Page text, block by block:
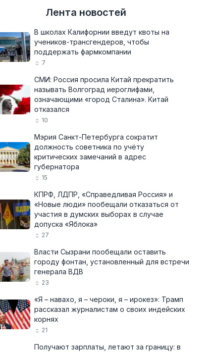
Лента новостей
В школах Калифорнии введут квоты на
учеников-трансгендеров, чтобы
поддержать фармкомпании
7
СМИ: Россия просила Китай прекратить
называть Волгоград иероглифами,
означающими «город Сталина». Китай
отказался
10
Мэрия Санкт-Петербурга сократит
должность советника по учёту
критических замечаний в адрес
губернатора
15
КПРФ, ЛДПР, «Справедливая Россия» и
«Новые люди» пообещали отказаться от
участия в думских выборах в случае
допуска «Яблока»
27
Власти Сызрани пообещали оставить
городу фонтан, установленный для встречи
генерала ВДВ
23
«Я – навахо, я – чероки, я – ирокез»: Трамп
рассказал журналистам о своих индейских
корнях
21
Получают зарплаты, летают за границу: в